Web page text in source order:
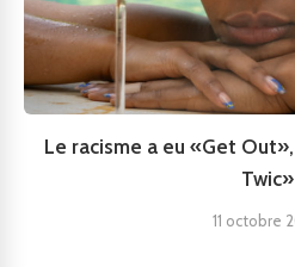
Le racisme a eu «Get
Twic»
11 octobre